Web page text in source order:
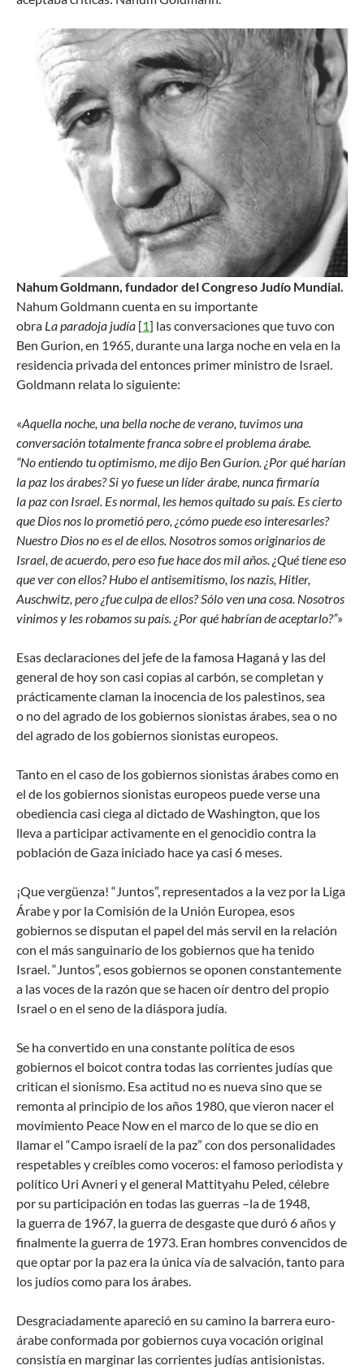
Nahum Goldmann, fundador del Congreso Judío Mundial.
Nahum Goldmann cuenta en su importante
obra La paradoja judía [1] las conversaciones que tuvo con
Ben Gurion, en 1965, durante una larga noche en vela en la
residencia privada del entonces primer ministro de Israel.
Goldmann relata lo siguiente:
«Aquella noche, una bella noche de verano, tuvimos una
conversación totalmente franca sobre el problema árabe.
“No entiendo tu optimismo, me dijo Ben Gurion. ¿Por qué harían
la paz los árabes? Si yo fuese un líder árabe, nunca firmaría
la paz con Israel. Es normal, les hemos quitado su país. Es cierto
que Dios nos lo prometió pero, ¿cómo puede eso interesarles?
Nuestro Dios no es el de ellos. Nosotros somos originarios de
Israel, de acuerdo, pero eso fue hace dos mil años. ¿Qué tiene eso
que ver con ellos? Hubo el antisemitismo, los nazis, Hitler,
Auschwitz, pero ¿fue culpa de ellos? Sólo ven una cosa. Nosotros
vinimos y les robamos su país. ¿Por qué habrían de aceptarlo?”»
Esas declaraciones del jefe de la famosa Haganá y las del
general de hoy son casi copias al carbón, se completan y
prácticamente claman la inocencia de los palestinos, sea
o no del agrado de los gobiernos sionistas árabes, sea o no
del agrado de los gobiernos sionistas europeos.
Tanto en el caso de los gobiernos sionistas árabes como en
el de los gobiernos sionistas europeos puede verse una
obediencia casi ciega al dictado de Washington, que los
lleva a participar activamente en el genocidio contra la
población de Gaza iniciado hace ya casi 6 meses.
¡Que vergüenza! “Juntos”, representados a la vez por la Liga
Árabe y por la Comisión de la Unión Europea, esos
gobiernos se disputan el papel del más servil en la relación
con el más sanguinario de los gobiernos que ha tenido
Israel. “Juntos”, esos gobiernos se oponen constantemente
a las voces de la razón que se hacen oír dentro del propio
Israel o en el seno de la diáspora judía.
Se ha convertido en una constante política de esos
gobiernos el boicot contra todas las corrientes judías que
critican el sionismo. Esa actitud no es nueva sino que se
remonta al principio de los años 1980, que vieron nacer el
movimiento Peace Now en el marco de lo que se dio en
llamar el “Campo israelí de la paz” con dos personalidades
respetables y creíbles como voceros: el famoso periodista y
político Uri Avneri y el general Mattityahu Peled, célebre
por su participación en todas las guerras –la de 1948,
la guerra de 1967, la guerra de desgaste que duró 6 años y
finalmente la guerra de 1973. Eran hombres convencidos de
que optar por la paz era la única vía de salvación, tanto para
los judíos como para los árabes.
Desgraciadamente apareció en su camino la barrera euro-
árabe conformada por gobiernos cuya vocación original
consistía en marginar las corrientes judías antisionistas.